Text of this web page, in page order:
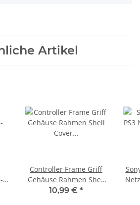
Artikel
Controller Frame Griff
Gehäuse Rahmen Shell
Cover Case für Sony PS5
10,99 € *